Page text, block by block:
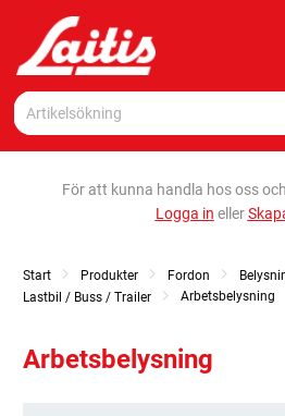
För att kunna handla hos oss
Logga in eller
Start Produkter Fordon
Lastbil / Buss / Trailer
Arbetsbelysning
Arbetsbelysning